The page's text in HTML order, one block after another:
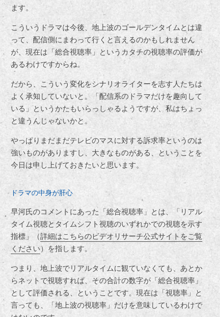
ます。
こういうドラマは今後、地上波のゴールデンタイムとは違
って、配信側にまわって行くと言えるのかもしれません
が、現在は「総合視聴率」というカタチの視聴率の評価が
あるわけですからね。
だから、こういう変化をシナリオライターを志す人たちは
よく承知していないと。「配信系のドラマだけを趣向して
いる」というかたもいらっしゃるようですが、私はちょっ
と違うんじゃないかと。
やっぱりまだまだテレビのマスに対する訴求率というのは
強いものがありますし、大きなものがある、ということを
今日は申し上げておきたいと思います。
ドラマの中身が肝心
早河氏のコメントにあった「総合視聴率」とは、「リアル
タイム視聴とタイムシフト視聴のいずれかでの視聴を示す
指標」（詳細はこちらのビデオリサーチ公式サイトをご覧
ください）を指します。
つまり、地上波でリアルタイムに観ていなくても、あとか
らネットで視聴すれば、その合計の数字が「総合視聴率」
として評価される、ということです。現在は「視聴率」と
言っても、「地上波の視聴率」だけを意味しているわけで